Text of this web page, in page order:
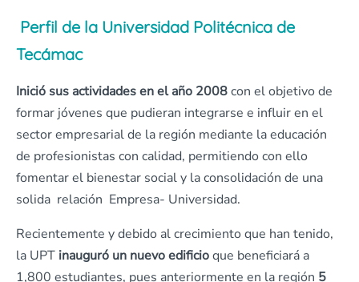
Perfil de la Universidad Politécnica de
Tecámac
Inició sus actividades en el año 2008con el objetivo de
formar jóvenes que pudieran integrarse e influir en el
sector empresarial de la región mediante la educación
de profesionistas con calidad, permitiendo con ello
fomentar el bienestar social y la consolidación de una
solida relación Empresa- Universidad.
Recientemente y debido al crecimiento que han tenido,
la UPT inauguró un nuevo edificioque beneficiará a
1,800 estudiantes, pues anteriormente en la región 5